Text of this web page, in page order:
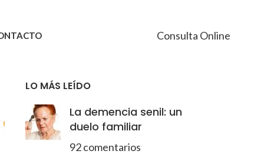
Consulta Online
LO MÁS LEÍDO
La demencia senil: un
duelo familiar
92 comentarios